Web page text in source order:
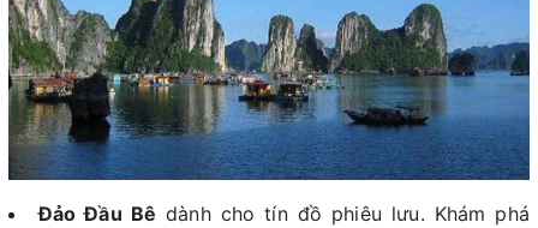
Đảo Đầu Bê dành cho tín đồ phiêu lưu. Khám phá